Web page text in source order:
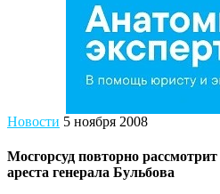
Новости 5 ноября 2008
Мосгорсуд повторно
ареста генерала Бульбова